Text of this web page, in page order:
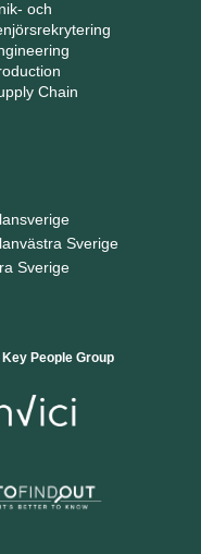
och
Chain
Sverige
Sverige
People Group